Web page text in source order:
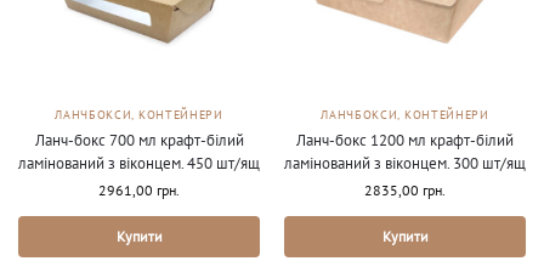
ЛАНЧБОКСИ, КОНТЕЙНЕРИ
Ланч-бокс 700 мл крафт-білий
ламінований з віконцем. 450 шт/ящ
2961,00 грн.
Купити
ЛАНЧБОКСИ, КОНТЕЙНЕРИ
Ланч-бокс 1200 мл крафт-білий
ламінований з віконцем. 300 шт/ящ
2835,00 грн.
Купити